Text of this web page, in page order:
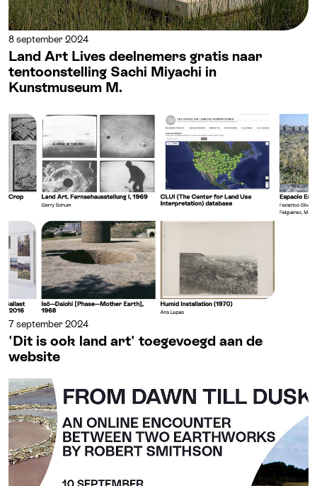
8 september 2024
Land Art Lives deelnemers gratis naar
tentoonstelling Sachi Miyachi in
Kunstmuseum M.
7 september 2024
'Dit is ook land art' toegevoegd aan de
website